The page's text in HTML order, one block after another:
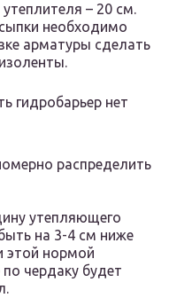
– 20 см.
необходимо
арматуры сделать
гидробарьер нет
распределить
утепляющего
на 3-4 см ниже
этой нормой
чердаку будет